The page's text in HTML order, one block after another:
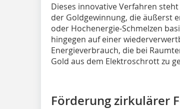
Dieses innovative Verfahren
der Goldgewinnung, die äußerst
oder Hochenergie-Schmelzen
hingegen auf einer
Energieverbrauch, die bei
Gold aus dem Elektroschrott zu
Förderung zirkulärer